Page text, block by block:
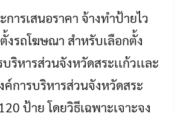
ารเสนอราคา จ้างทำป้ายไว
งรถโฆษณา สำหรับเลือกตั้ง
ริหารส่วนจังหวัดสระเเก้วเเละ
การบริหารส่วนจังหวัดสระ
ป้าย โดยวิธีเฉพาะเจาะจง